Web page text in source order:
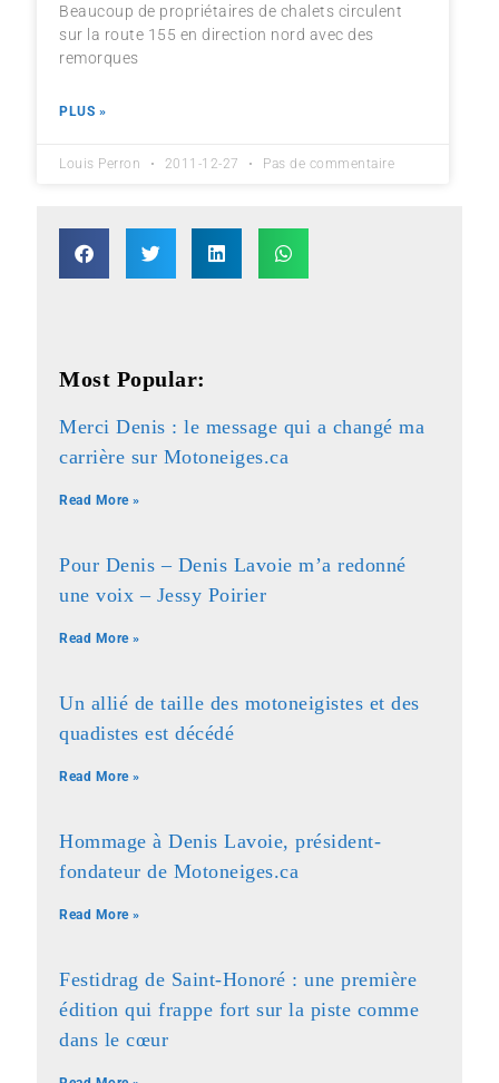
Beaucoup de propriétaires de chalets circulent
sur la route 155 en direction nord avec des
remorques
PLUS »
Louis Perron 2011-12-27 Pas de commentaire
Most Popular:
Merci Denis : le message qui a changé ma
carrière sur Motoneiges.ca
Read More »
Pour Denis – Denis Lavoie m’a redonné
une voix – Jessy Poirier
Read More »
Un allié de taille des motoneigistes et des
quadistes est décédé
Read More »
Hommage à Denis Lavoie, président-
fondateur de Motoneiges.ca
Read More »
Festidrag de Saint-Honoré : une première
édition qui frappe fort sur la piste comme
dans le cœur